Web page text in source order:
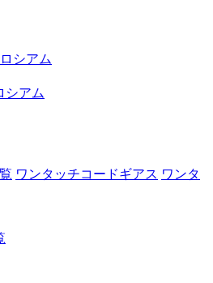
シアム
シアム
ワンタッチコードギアス ワンタ